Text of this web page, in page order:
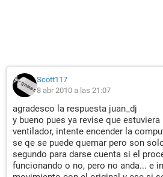
Scott117
8 abr 2010 a las 21:07
agradesco la respuesta juan_dj
y bueno pues ya revise que
ventilador, intente encender la
se qe se puede quemar pero son
segundo para darse cuenta si el
funcionando o no, pero no anda... e